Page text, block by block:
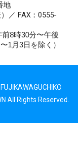
地
）／ FAX：0555-
8時30分〜午後
1月3日を除く）
All Rights Reserved.